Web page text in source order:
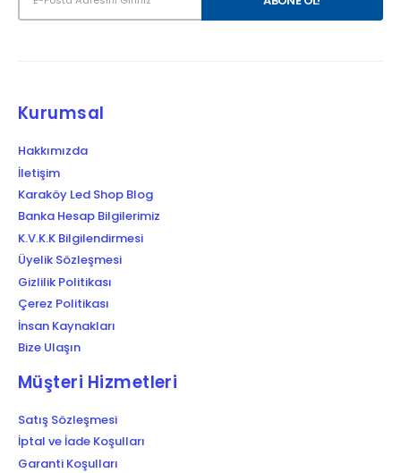
Kurumsal
Hakkımızda
İletişim
Karaköy Led Shop Blog
Banka Hesap Bilgilerimiz
K.V.K.K Bilgilendirmesi
Üyelik Sözleşmesi
Gizlilik Politikası
Çerez Politikası
İnsan Kaynakları
Bize Ulaşın
Müşteri Hizmetleri
Satış Sözleşmesi
İptal ve İade Koşulları
Garanti Koşulları